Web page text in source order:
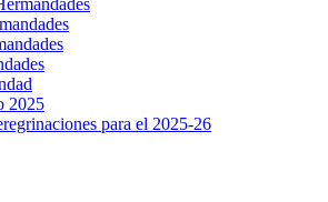
2025
para el 2025-26